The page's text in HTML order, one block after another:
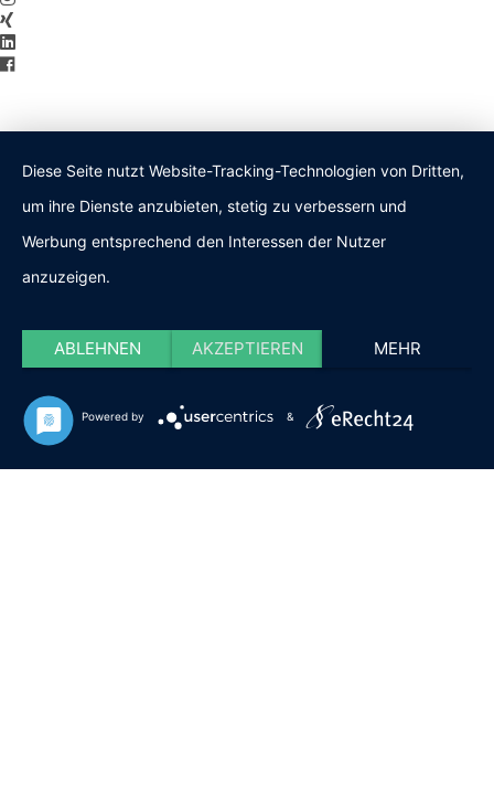
Diese Seite nutzt Website-Tracking-Technologien von Dritten,
um ihre Dienste anzubieten, stetig zu verbessern und
Werbung entsprechend den Interessen der Nutzer
anzuzeigen.
ABLEHNEN AKZEPTIEREN MEHR
Powered by &